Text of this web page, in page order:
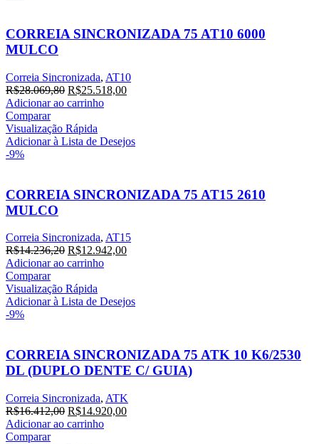
CORREIA SINCRONIZADA 75 AT10 6000
MULCO
Correia Sincronizada, AT10
R$28.069,80 O
preço
era:
R$28.069,80.
R$25.518,00O
R$25.518,00.
Adicionar ao carrinho
Comparar
Visualização Rápida
Adicionar à Lista de Desejos
-9%
CORREIA SINCRONIZADA 75 AT15 2610
MULCO
Correia Sincronizada, AT15
R$14.236,20 O
preço
era:
R$14.236,20.
R$12.942,00O
R$12.942,00.
Adicionar ao carrinho
Comparar
Visualização Rápida
Adicionar à Lista de Desejos
-9%
CORREIA SINCRONIZADA 75 ATK 10 K6/2530
DL (DUPLO DENTE C/ GUIA)
Correia Sincronizada, ATK
R$16.412,00 O
preço
R$14.920,00O
Adicionar ao carrinho
Comparar